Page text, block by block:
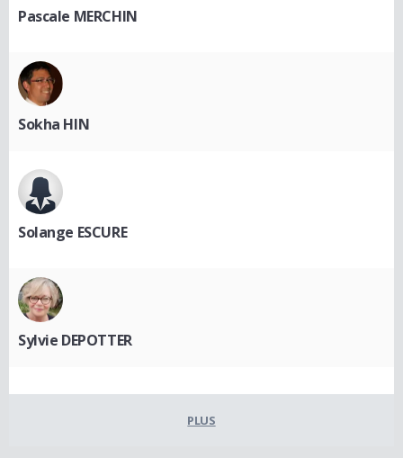
Pascale MERCHIN
Sokha HIN
Solange ESCURE
Sylvie DEPOTTER
PLUS